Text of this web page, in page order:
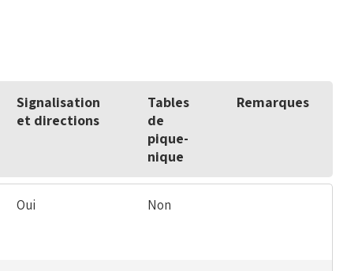
Signalisation
et directions
Tables
de
pique-
nique
Remarques
Oui Non